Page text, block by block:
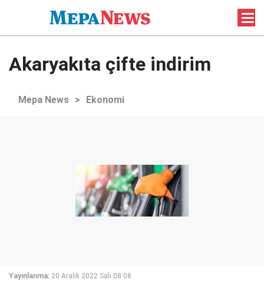
Akaryakıta çifte indirim
Mepa News > Ekonomi
Yayınlanma: 20 Aralık 2022 Salı 08:08